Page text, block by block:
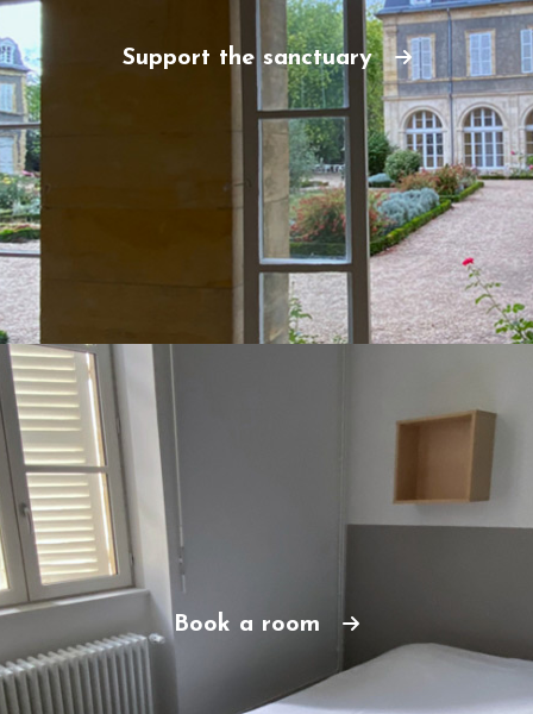
Support the sanctuary
Book a room